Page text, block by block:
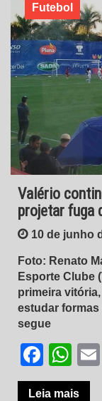
Futebol
Valério
projetar fuga
10 de junho
Foto: Renato
Esporte Clube
primeira
estudar formas
segue
Leia mais